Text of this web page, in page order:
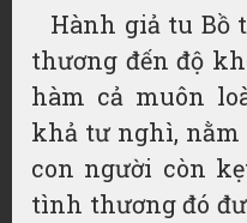
Hành giả tu Bồ
thương đến độ
hàm cả muôn
khả tư nghì, nằm
con người còn
tình thương đó